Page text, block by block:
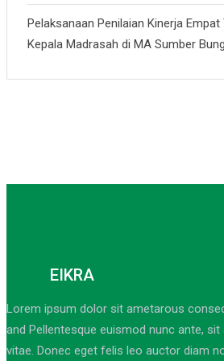
Pelaksanaan Penilaian Kinerja Empat
Kepala Madrasah di MA Sumber
EIKRA
Lorem ipsum dolor sit ametarous
and Pellentesque euismod nunc ante,
vitae. Donec eget felis leo auctor diam